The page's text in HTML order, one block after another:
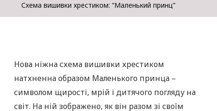
Схема вишивки хрестиком: “Маленький принц”
Нова ніжна схема вишивки хрестиком
натхненна образом Маленького принца –
символом щирості, мрій і дитячого погляду на
світ. На ній зображено, як він разом зі своїм